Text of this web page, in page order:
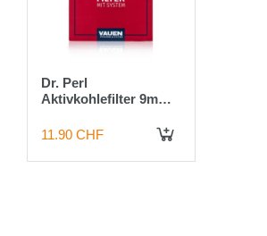
Dr. Perl
Aktivkohlefilter 9mm
11.90 CHF